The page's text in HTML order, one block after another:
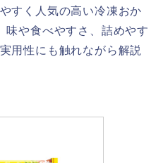
すく人気の高い冷凍おか
味や食べやすさ、詰めやす
用性にも触れながら解説